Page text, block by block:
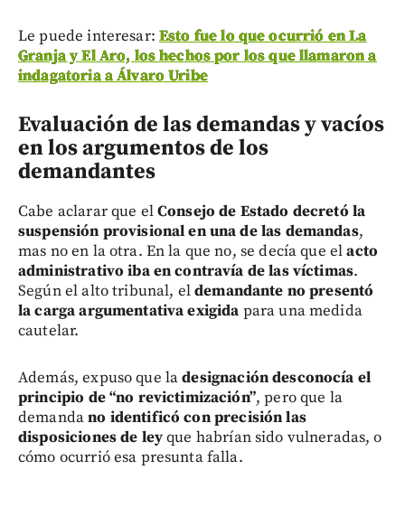
Le puede interesar: Esto fue lo que ocurrió en La
Granja y El Aro, los hechos por los que llamaron a
indagatoria a Álvaro Uribe
Evaluación de las demandas y vacíos
en los argumentos de los
demandantes
Cabe aclarar que elConsejo de Estado decretó la
suspensión provisional en una de las demandas,
mas no en la otra. En la que no, se decía que elacto
administrativo iba en contravía de las víctimas.
Según el alto tribunal, eldemandante no presentó
la carga argumentativa exigida para una medida
cautelar.
Además, expuso que ladesignación desconocía el
principio de “no revictimización”, pero que la
demandano identificó con precisión las
disposiciones de leyque habrían sido vulneradas, o
cómo ocurrió esa presunta falla.